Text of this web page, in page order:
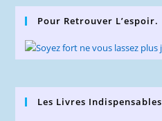
Pour Retrouver L’espoir.
Les Livres Indispensables